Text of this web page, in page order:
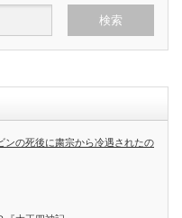
ンの死後に粛宗から冷遇されたの